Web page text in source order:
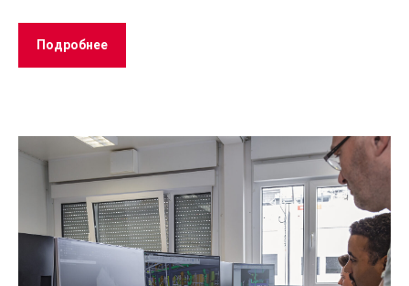
Подробнее